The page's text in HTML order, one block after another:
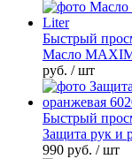
Быстрый
Масло
руб. / шт
Быстрый
Защита рук и
990 руб. / шт